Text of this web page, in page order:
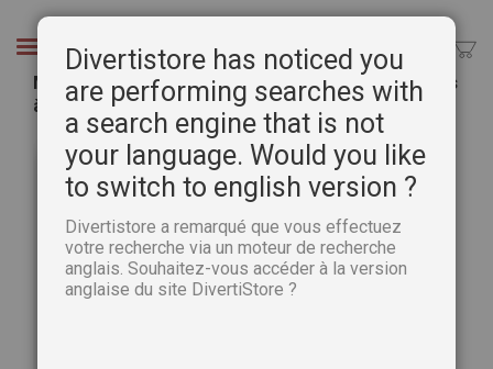
Chercher
Mon guide essentiel de la COUTURE - 60 modèles
à réaliser
galerie
d’images
Divertistore has noticed you
are performing searches with
a search engine that is not
your language. Would you like
to switch to english version ?
Divertistore a remarqué que vous effectuez
votre recherche via un moteur de recherche
anglais. Souhaitez-vous accéder à la version
anglaise du site DivertiStore ?